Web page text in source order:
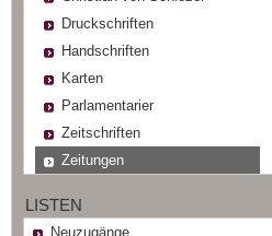
Druckschriften
Handschriften
Karten
Parlamentarier
Zeitschriften
Zeitungen
LISTEN
Neuzugänge